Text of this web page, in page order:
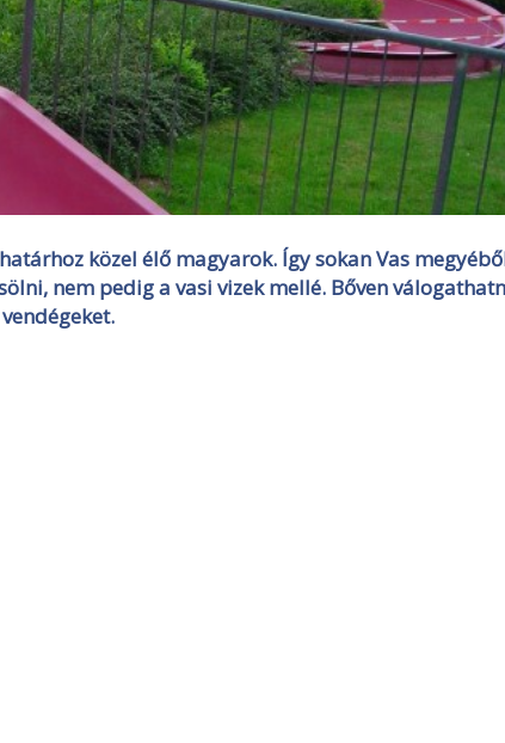
közel élő magyarok. Így sokan Vas
nem pedig a vasi vizek mellé. Bőven